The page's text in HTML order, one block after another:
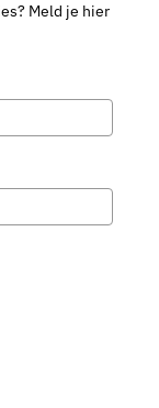
Meld je hier